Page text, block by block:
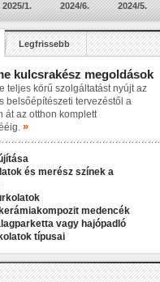
2025/1. 2024/6. 2024/5.
Legfrissebb
kulcsrakész megoldások
teljes körű szolgáltatást nyújt az
belsőépítészeti tervezéstől a
át az otthon komplett
»
és merész színek a
medencék
vagy hajópadló
típusai